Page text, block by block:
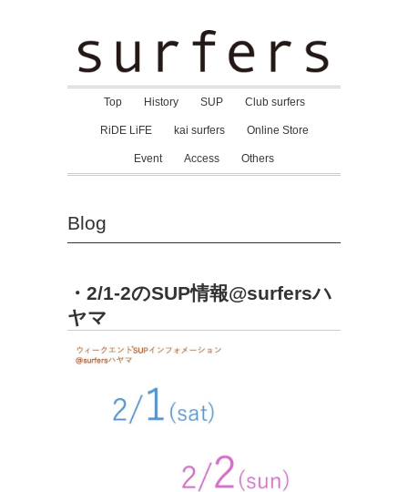
Top History SUP Club surfers
RiDE LiFE kai surfers Online Store
Event Access Others
Blog
・2/1-2のSUP情報@surfersハ
ヤマ